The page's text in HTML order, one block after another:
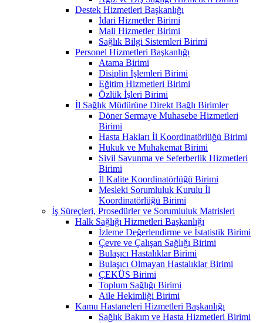
Destek Hizmetleri Başkanlığı
İdari Hizmetler Birimi
Mali Hizmetler Birimi
Sağlık Bilgi Sistemleri Birimi
Personel Hizmetleri Başkanlığı
Atama Birimi
Disiplin İşlemleri Birimi
Eğitim Hizmetleri Birimi
Özlük İşleri Birimi
İl Sağlık Müdürüne Direkt Bağlı Birimler
Döner Sermaye Muhasebe Hizmetleri
Birimi
Hasta Hakları İl Koordinatörlüğü Birimi
Hukuk ve Muhakemat Birimi
Sivil Savunma ve Seferberlik Hizmetleri
Birimi
İl Kalite Koordinatörlüğü Birimi
Mesleki Sorumluluk Kurulu İl
Koordinatörlüğü Birimi
İş Süreçleri, Prosedürler ve Sorumluluk Matrisleri
Halk Sağlığı Hizmetleri Başkanlığı
İzleme Değerlendirme ve İstatistik Birimi
Çevre ve Çalışan Sağlığı Birimi
Bulaşıcı Hastalıklar Birimi
Bulaşıcı Olmayan Hastalıklar Birimi
ÇEKÜS Birimi
Toplum Sağlığı Birimi
Aile Hekimliği Birimi
Kamu Hastaneleri Hizmetleri Başkanlığı
Sağlık Bakım ve Hasta Hizmetleri Birimi